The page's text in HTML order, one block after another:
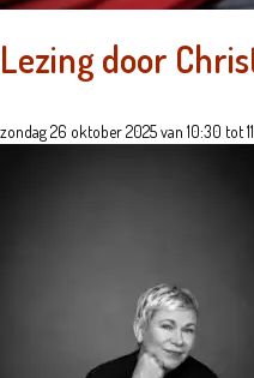
Lezing door
zondag 26 oktober 2025 van 10:30 tot